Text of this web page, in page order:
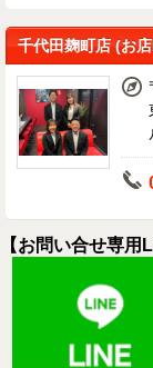
千代田麹町店 (お
【お問い合せ専用